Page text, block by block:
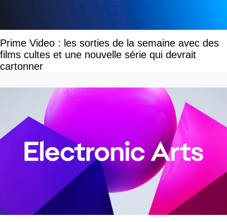
Prime Video : les sorties de la semaine avec des
films cultes et une nouvelle série qui devrait
cartonner